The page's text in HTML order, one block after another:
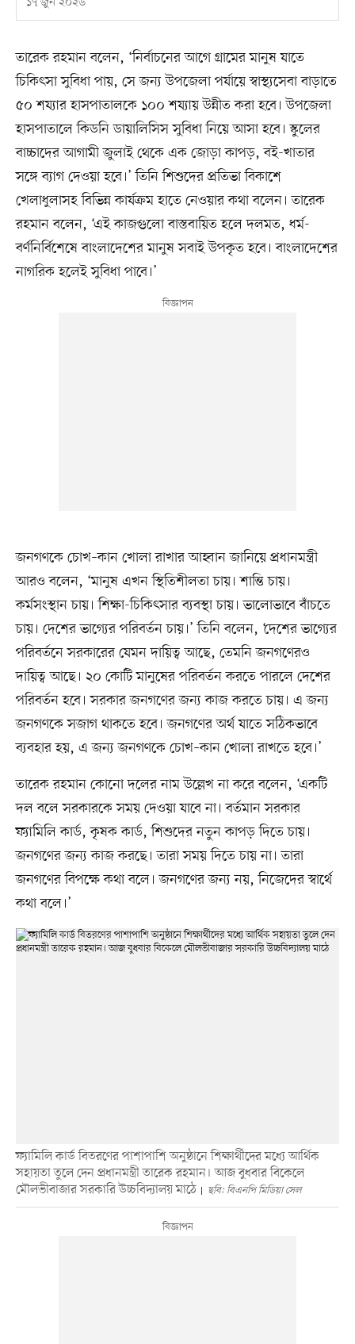
১৭ জুন ২০২৬
তারেক রহমান বলেন, ‘নির্বাচনের আগে গ্রামের মানুষ যাতে
চিকিৎসা সুবিধা পায়, সে জন্য উপজেলা পর্যায়ে স্বাস্থ্যসেবা বাড়াতে
৫০ শয্যার হাসপাতালকে ১০০ শয্যায় উন্নীত করা হবে। উপজেলা
হাসপাতালে কিডনি ডায়ালিসিস সুবিধা নিয়ে আসা হবে। স্কুলের
বাচ্চাদের আগামী জুলাই থেকে এক জোড়া কাপড়, বই-খাতার
সঙ্গে ব্যাগ দেওয়া হবে।’ তিনি শিশুদের প্রতিভা বিকাশে
খেলাধুলাসহ বিভিন্ন কার্যক্রম হাতে নেওয়ার কথা বলেন। তারেক
রহমান বলেন, ‘এই কাজগুলো বাস্তবায়িত হলে দলমত, ধর্ম-
বর্ণনির্বিশেষে বাংলাদেশের মানুষ সবাই উপকৃত হবে। বাংলাদেশের
নাগরিক হলেই সুবিধা পাবে।’
জনগণকে চোখ–কান খোলা রাখার আহ্বান জানিয়ে প্রধানমন্ত্রী
আরও বলেন, ‘মানুষ এখন স্থিতিশীলতা চায়। শান্তি চায়।
কর্মসংস্থান চায়। শিক্ষা-চিকিৎসার ব্যবস্থা চায়। ভালোভাবে বাঁচতে
চায়। দেশের ভাগ্যের পরিবর্তন চায়।’ তিনি বলেন, ‘দেশের ভাগ্যের
পরিবর্তনে সরকারের যেমন দায়িত্ব আছে, তেমনি জনগণেরও
দায়িত্ব আছে। ২০ কোটি মানুষের পরিবর্তন করতে পারলে দেশের
পরিবর্তন হবে। সরকার জনগণের জন্য কাজ করতে চায়। এ জন্য
জনগণকে সজাগ থাকতে হবে। জনগণের অর্থ যাতে সঠিকভাবে
ব্যবহার হয়, এ জন্য জনগণকে চোখ–কান খোলা রাখতে হবে।’
তারেক রহমান কোনো দলের নাম উল্লেখ না করে বলেন, ‘একটি
দল বলে সরকারকে সময় দেওয়া যাবে না। বর্তমান সরকার
ফ্যামিলি কার্ড, কৃষক কার্ড, শিশুদের নতুন কাপড় দিতে চায়।
জনগণের জন্য কাজ করছে। তারা সময় দিতে চায় না। তারা
জনগণের বিপক্ষে কথা বলে। জনগণের জন্য নয়, নিজেদের স্বার্থে
কথা বলে।’
ফ্যামিলি কার্ড বিতরণের পাশাপাশি অনুষ্ঠানে শিক্ষার্থীদের মধ্যে আর্থিক
সহায়তা তুলে দেন প্রধানমন্ত্রী তারেক রহমান। আজ বুধবার বিকেলে
মৌলভীবাজার সরকারি উচ্চবিদ্যালয় মাঠে
ছবি: বিএনপি মিডিয়া সেল